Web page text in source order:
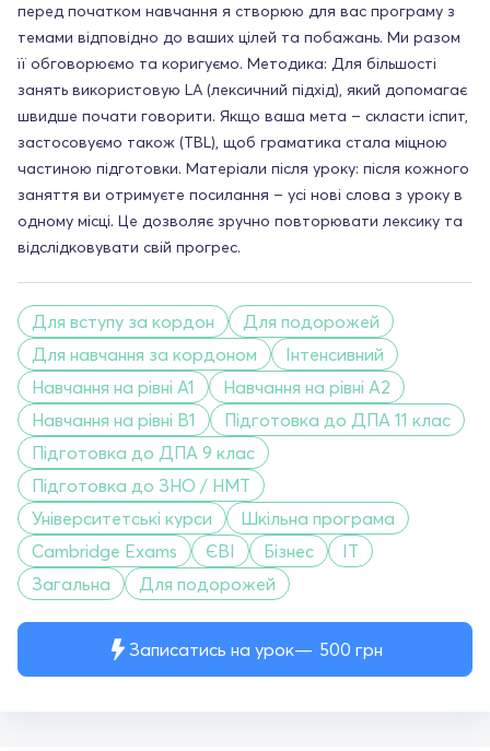
Записатись на урок 500 грн
перед початком навчання я створюю для вас програму з
темами відповідно до ваших цілей та побажань. Ми разом
її обговорюємо та коригуємо. Методика: Для більшості
занять використовую LA (лексичний підхід), який допомагає
швидше почати говорити. Якщо ваша мета – скласти іспит,
застосовуємо також (TBL), щоб граматика стала міцною
частиною підготовки. Матеріали після уроку: після кожного
заняття ви отримуєте посилання – усі нові слова з уроку в
одному місці. Це дозволяє зручно повторювати лексику та
відслідковувати свій прогрес.
Для вступу за кордон
Для подорожей
Для навчання за кордоном
Інтенсивний
Навчання на рівні A1
Навчання на рівні A2
Навчання на рівні B1
Підготовка до ДПА 11 клас
Підготовка до ДПА 9 клас
Підготовка до ЗНО / НМТ
Університетські курси
Шкільна програма
Cambridge Exams
ЄВІ Бізнес
IT
Загальна
Для подорожей